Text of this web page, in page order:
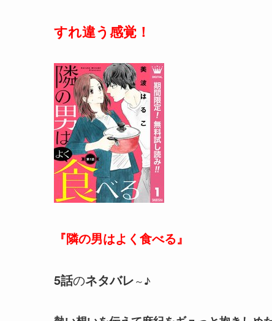
すれ違う感覚！
『隣の男はよく食べる』
5話のネタバレ～♪